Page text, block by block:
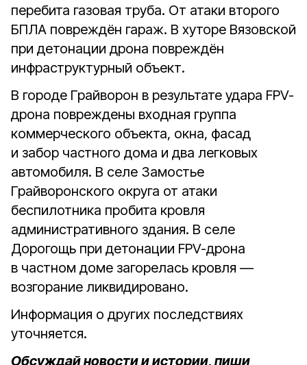
перебита газовая труба. От атаки второго
БПЛА повреждён гараж. В хуторе Вязовской
при детонации дрона повреждён
инфраструктурный объект.
В городе Грайворон в результате удара FPV-
дрона повреждены входная группа
коммерческого объекта, окна, фасад
и забор частного дома и два легковых
автомобиля. В селе Замостье
Грайворонского округа от атаки
беспилотника пробита кровля
административного здания. В селе
Дорогощь при детонации FPV-дрона
в частном доме загорелась кровля —
возгорание ликвидировано.
Информация о других последствиях
уточняется.
Обсуждай новости и истории, пиши